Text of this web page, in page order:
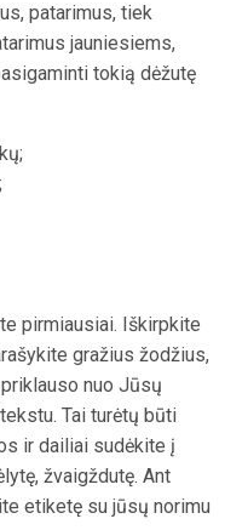
patarimus, tiek
jauniesiems,
tokią dėžutę
pirmiausiai. Iškirpkite
gražius žodžius,
nuo Jūsų
Tai turėtų būti
ir dailiai sudėkite į
žvaigždutę. Ant
etiketę su jūsų norimu